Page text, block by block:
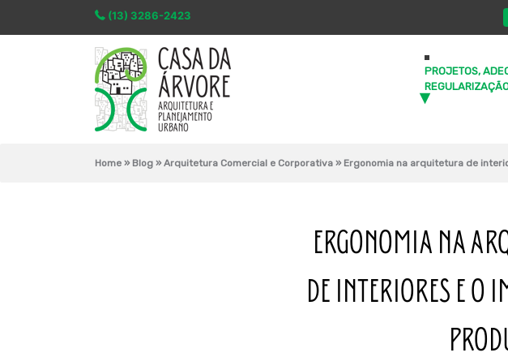
(13) 3286-2423
PROJETOS,
Home » Blog »Arquitetura Comercial e Corporativa » Ergonomia na arquitetura de
ERGONOMIA NA
DE INTERIORES E O